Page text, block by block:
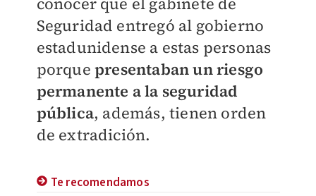
Seguridad entregó al gobierno
estadunidense a estas personas
porque presentaban un riesgo
permanente a la seguridad
pública, además, tienen orden
de extradición.
Te recomendamos